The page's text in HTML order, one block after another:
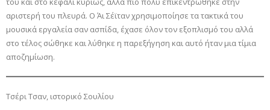
αριστερή του πλευρά. Ο Άι Σέϊταν χρησιμοποίησε τα τακτικά του
μουσικά εργαλεία σαν ασπίδα, έχασε όλον τον εξοπλισμό του αλλά
στο τέλος σώθηκε και λύθηκε η παρεξήγηση και αυτό ήταν μια τίμια
αποζημίωση.
Τσέρι Τσαν, ιστορικό Σουλίου